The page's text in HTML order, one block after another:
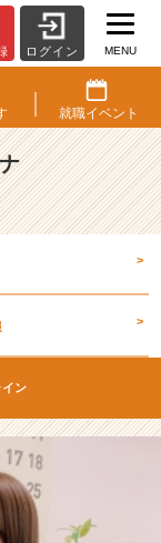
ログイン MENU
就職イベント
>
>
イン